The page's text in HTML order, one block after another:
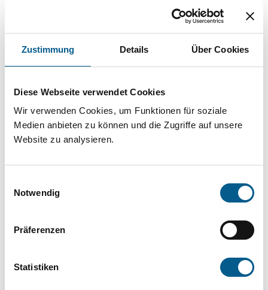
Zustimmung Details Über Cookies
Diese Webseite verwendet Cookies
Wir verwenden Cookies, um Funktionen für soziale
Medien anbieten zu können und die Zugriffe auf unsere
Website zu analysieren.
Notwendig
Präferenzen
Statistiken
Sie suchen finanzielle Unterstützung für ein
Projekt oder ein Vorhaben? Hier können Sie
direkt über unsere Fördermitteldatenbank und
Stiftungsdatenbank recherchieren. Bei der
Suche bitte die Groß- und Kleinschreibung
beachten.
Bitte Suchbegriff eingeben. Ergebnisse
können durch die Wahl von Bereichen oder